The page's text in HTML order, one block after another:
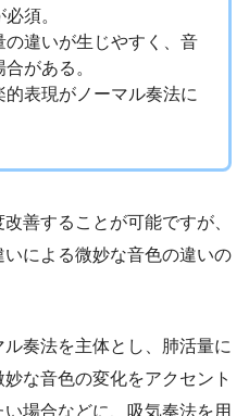
須。
違いが生じやすく、音
がある。
的表現がノーマル奏法に
善することが可能ですが、
による微妙な音色の違いの
奏法を主体とし、肺活量に
な音色の変化をアクセント
場合などに、吸気奏法を用